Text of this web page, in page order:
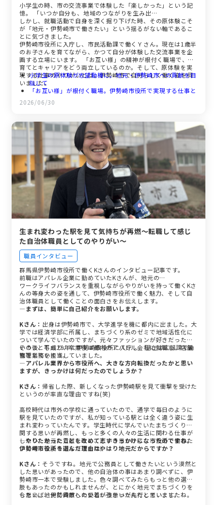
小学生の時、市の交流事業で体験した「楽しかった」という記
憶。 「いつか自分も、地域のつながりを生み出…
しかし、就職活動で自身を深く掘り下げた時、その原体験こそ
が「地元・伊勢崎市で働きたい」という揺るがない軸であるこ
とに気づきました。
伊勢崎市役所に入庁し、市民活動課で働くＹさん。現在は1歳半
のお子さんを育てながら、かつて自分が体験した交流事業を企
画する立場にいます。 「お互い様」の精神が根付く職場で、子
育てとキャリアをどう両立しているのか。そして、原体験を実
現する仕事のやりがいとは。伊勢崎市で自分らしく働く姿を伺
いました。
小学生の原体験が志望動機に。地元・伊勢崎市への貢献を目
指して
「お互い様」が根付く職場。伊勢崎市役所で実現する仕事と
育児の両立
自分が企画した交流事業で「楽しかった」の声。世代を繋ぐ
「堅い」イメージとのギャップ。温かい雰囲気と充実の休暇
制度が魅力
完璧を目指さなくていい。リフレッシュしながら自分らしく
働く未来の仲間へ
2026/06/30
生まれ変わった駅を見て気持ちが再燃～転職して感じ
た自治体職員としてのやりがい～
職員インタビュー
群馬県伊勢崎市役所で働くKさんのインタビュー記事です。
前職はアパレル企業に勤めていたKさんが、地元の…
ワークライフバランスを重視しながらやりがいを持って働くKさ
んの等身大の姿を通して、伊勢崎市役所で働く魅力、そして自
治体職員として働くことの面白さをお伝えします。
―まずは、簡単に自己紹介をお願いします。
Kさん： 出身は伊勢崎市で、大学進学を機に都内に出ました。大
学では経済学部に所属し、まちづくり系のゼミで地域活性化に
ついて学んでいたのですが、元々ファッションが好きだったと
いうこともあり、卒業後は都内のアパレル会社に就職し、店舗
管理業務を担当していました。
その後、平成29年に伊勢崎市役所に入庁し、現在は広報課で勤
務をしています。
―アパレル業界から市役所へ、大きな方向転換だったかと思い
ますが、きっかけは何だったのでしょうか？
Kさん： 帰省した際、新しくなった伊勢崎駅を見て衝撃を受けた
というのが率直な理由ですね(笑)
高校時代は市外の学校に通っていたので、通学で毎日のように
駅を見ていたのですが、私が知っている駅とは全く違う姿に生
まれ変わっていたんです。学生時代に学んでいたまちづくりに
関する思いが再燃し、もっと多くの人々の生活に関わる仕事が
したい、地元に貢献したい、という思いから、市役所で働きた
いと考えるようになりました。
―やりたかったことを改めて志すきっかけになったのですね。
伊勢崎市役所を選んだ理由はやはり地元だからですか？
Kさん： そうですね。地元で公務員として働きたいという漠然と
した思いがあったので、他の自治体の事はあまり調べずに、伊
勢崎市一本で受験しました。色々調べてみたらもっと他の選択
肢もあったのかもしれませんが、とにかく地元でまちづくりを
したい、地元に貢献したいという思いが先行していましたね。
今思えば、伊勢崎市への愛着が強かったんだと思います。